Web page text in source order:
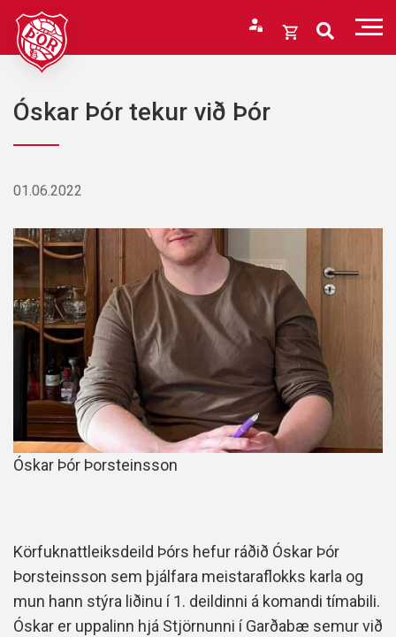
Fara
efni
Opna
Karfan þín
Óskar Þór tekur við Þór
01.06.2022
Óskar Þór Þorsteinsson
Körfuknattleiksdeild Þórs hefur ráðið Óskar Þór
Þorsteinsson sem þjálfara meistaraflokks karla og
mun hann stýra liðinu í 1. deildinni á komandi tímabili.
Óskar er uppalinn hjá Stjörnunni í Garðabæ semur við